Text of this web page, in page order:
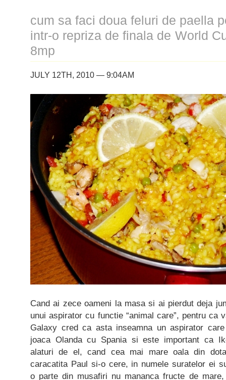
cum sa faci doua feluri de paella
intr-o repriza de finala de World
8mp
JULY 12TH, 2010 — 9:04AM
Cand ai zece oameni la masa si ai pierdut deja
unui aspirator cu functie “animal care”, pentru ca
Galaxy cred ca asta inseamna un aspirator
joaca Olanda cu Spania si este important ca
alaturi de el, cand cea mai mare oala din
caracatita Paul si-o cere, in numele suratelor ei
o parte din musafiri nu mananca fructe de